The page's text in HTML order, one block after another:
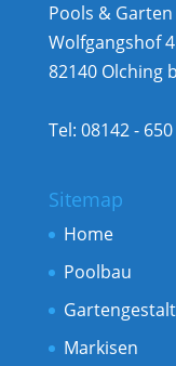
Pools &
Wolfgangshof 4
82140 Olching
Tel: 08142 -
Sitemap
Home
Poolbau
Markisen